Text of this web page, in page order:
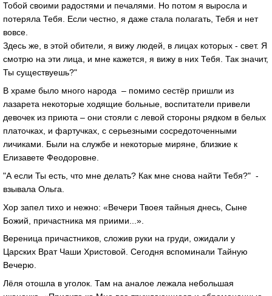
Тобой своими радостями и печалями. Но потом я выросла и
потеряла Тебя. Если честно, я даже стала полагать, Тебя и нет
вовсе.
Здесь же, в этой обители, я вижу людей, в лицах которых - свет. Я
смотрю на эти лица, и мне кажется, я вижу в них Тебя. Так значит,
Ты существуешь?"
В храме было много народа – помимо сестёр пришли из
лазарета некоторые ходящие больные, воспитатели привели
девочек из приюта – они стояли с левой стороны рядком в белых
платочках, и фартучках, с серьезными сосредоточенными
личиками. Были на службе и некоторые миряне, близкие к
Елизавете Феодоровне.
"А если Ты есть, что мне делать? Как мне снова найти Тебя?" -
взывала Ольга.
Хор запел тихо и нежно: «Вечери Твоея тайныя днесь, Сыне
Божий, причастника мя приими...».
Вереница причастников, сложив руки на груди, ожидали у
Царских Врат Чаши Христовой. Сегодня вспоминали Тайную
Вечерю.
Лёля отошла в уголок. Там на аналое лежала небольшая